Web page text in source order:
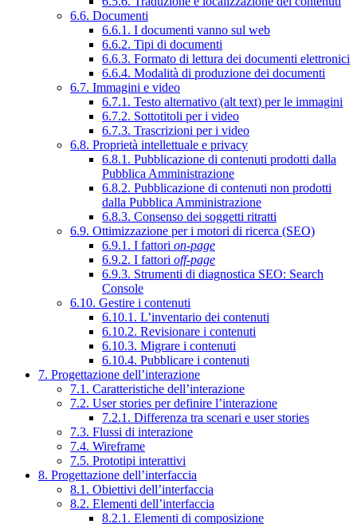
6.6. Documenti
6.6.1. I documenti vanno sul web
6.6.2. Tipi di documenti
6.6.3. Formato di lettura dei documenti elettronici
6.6.4. Modalità di produzione dei documenti
6.7. Immagini e video
6.7.1. Testo alternativo (alt text) per le immagini
6.7.2. Sottotitoli per i video
6.7.3. Trascrizioni per i video
6.8. Proprietà intellettuale e privacy
6.8.1. Pubblicazione di contenuti prodotti dalla
Pubblica Amministrazione
6.8.2. Pubblicazione di contenuti non prodotti
dalla Pubblica Amministrazione
6.8.3. Consenso dei soggetti ritratti
6.9. Ottimizzazione per i motori di ricerca (SEO)
6.9.1. I fattori on-page
6.9.2. I fattori off-page
6.9.3. Strumenti di diagnostica SEO: Search
Console
6.10. Gestire i contenuti
6.10.1. L’inventario dei contenuti
6.10.2. Revisionare i contenuti
6.10.3. Migrare i contenuti
6.10.4. Pubblicare i contenuti
7. Progettazione dell’interazione
7.1. Caratteristiche dell’interazione
7.2. User stories per definire l’interazione
7.2.1. Differenza tra scenari e user stories
7.3. Flussi di interazione
7.4. Wireframe
7.5. Prototipi interattivi
8. Progettazione dell’interfaccia
8.1. Obiettivi dell’interfaccia
8.2. Elementi dell’interfaccia
8.2.1. Elementi di composizione